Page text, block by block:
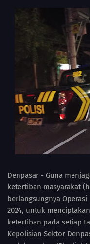
Denpasar - Guna
ketertiban masyarakat
berlangsungnya Operasi
2024, untuk
ketertiban pada setiap
Kepolisian Sektor